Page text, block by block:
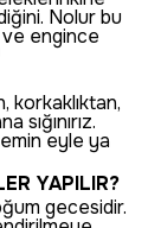
Nolur bu
engince
korkaklıktan,
sığınırız.
eyle ya
YAPILIR?
gecesidir.